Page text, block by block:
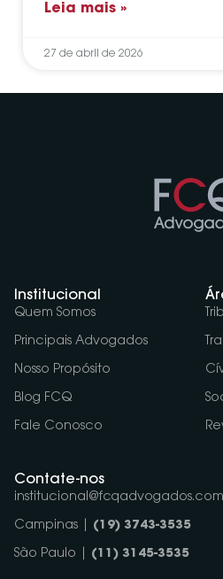
Leia mais »
27 de abril de 2026
Institucional
Quem Somos
Principais Advogados
Nosso Propósito
Blog FCQ
Fale Conosco
Contate-nos
institucional@fcqadvogados.com
Campinas | (19) 3743-3535
São Paulo | (11) 3145-3535